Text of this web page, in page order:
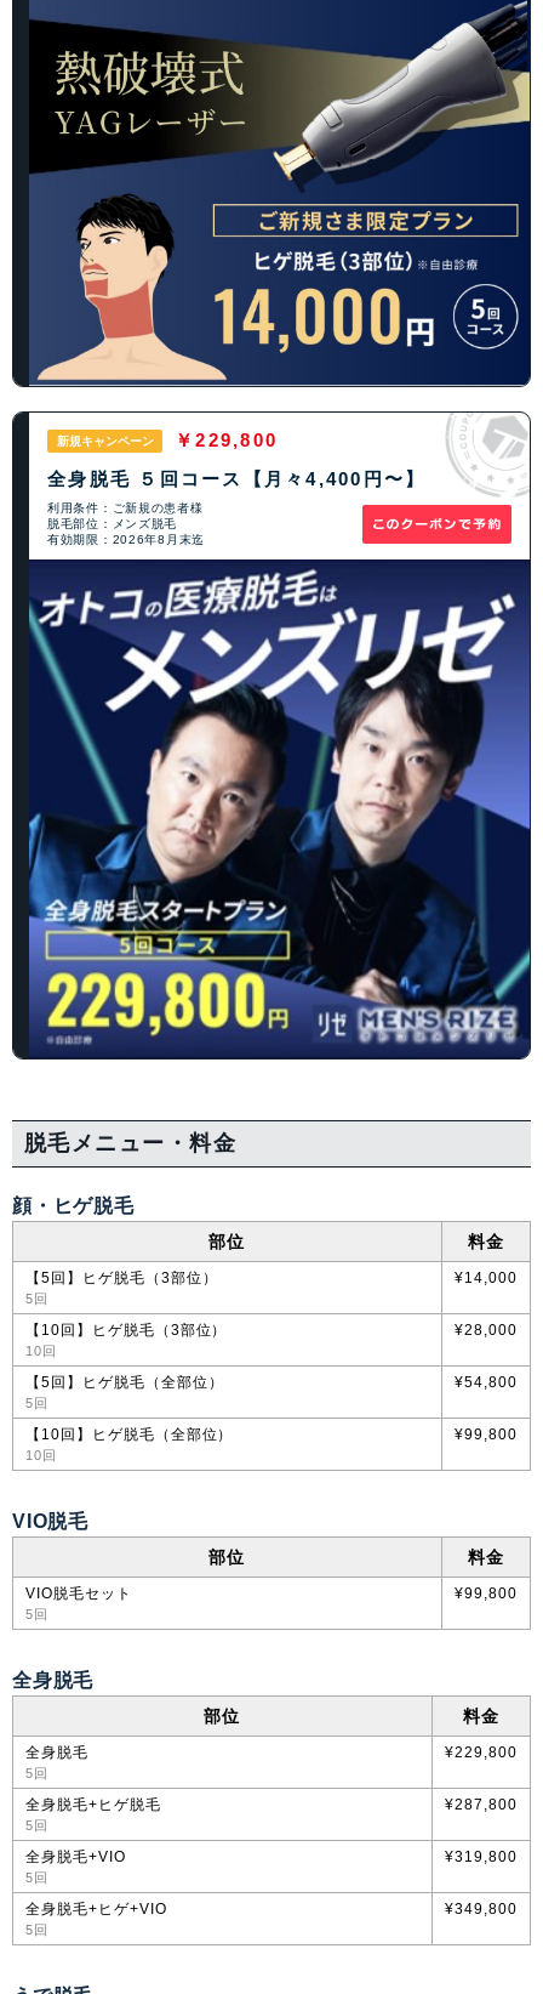
新規キャンペーン
￥229,800
全身脱毛 ５回コース【月々4,400円〜】
利用条件：ご新規の患者様
脱毛部位：メンズ脱毛
有効期限：2026年8月末迄
脱毛メニュー・料金
顔・ヒゲ脱毛
部位 料金
【5回】ヒゲ脱毛（3部位）
5回
¥14,000
【10回】ヒゲ脱毛（3部位）
10回
¥28,000
【5回】ヒゲ脱毛（全部位）
5回
¥54,800
【10回】ヒゲ脱毛（全部位）
10回
¥99,800
VIO脱毛
部位 料金
VIO脱毛セット
5回
¥99,800
全身脱毛
部位 料金
全身脱毛
5回
¥229,800
全身脱毛+ヒゲ脱毛
5回
¥287,800
全身脱毛+VIO
5回
¥319,800
全身脱毛+ヒゲ+VIO
5回
¥349,800